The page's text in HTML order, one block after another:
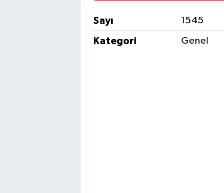
Sayı
1545
Kategori
Genel